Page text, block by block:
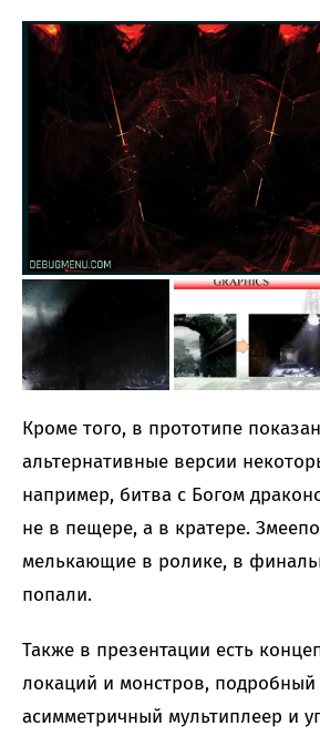
Кроме того, в прототипе
альтернативные версии
например, битва с Богом
не в пещере, а в кратере.
мелькающие в ролике, в
попали.
Также в презентации есть
локаций и монстров, подробный
асимметричный мультиплеер и